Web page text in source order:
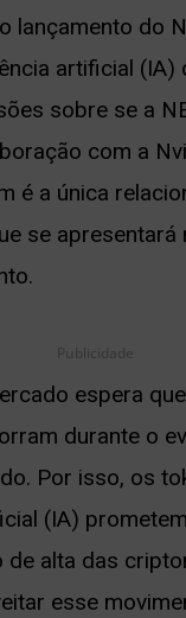
lançamento do
artificial (IA)
sobre se a
com a
é a única
se apresentará
Publicidade
espera
durante o
Por isso, os
(IA)
alta das
esse